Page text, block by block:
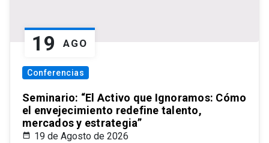
19 AGO
Conferencias
Seminario: “El Activo que Ignoramos: Cómo
el envejecimiento redefine talento,
mercados y estrategia”
19 de Agosto de 2026